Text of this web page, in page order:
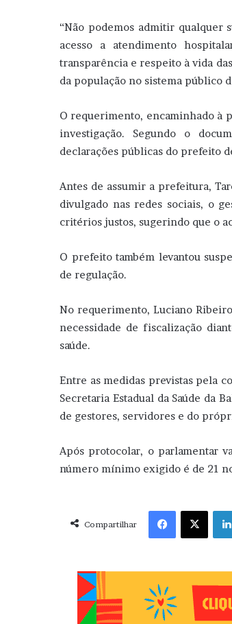
“Não podemos admitir qualquer
acesso a atendimento
transparência e respeito à vida
da população no sistema público
O requerimento, encaminhado à
investigação. Segundo o
declarações públicas do prefeito
Antes de assumir a prefeitura,
divulgado nas redes sociais, o
critérios justos, sugerindo que o
O prefeito também levantou
de regulação.
No requerimento, Luciano
necessidade de fiscalização
saúde.
Entre as medidas previstas pela
Secretaria Estadual da Saúde da
de gestores, servidores e do
Após protocolar, o parlamentar
número mínimo exigido é de 21
Compartilhar
Facebook X